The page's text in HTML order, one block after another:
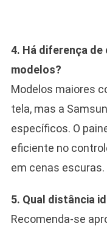
4. Há diferença
modelos?
Modelos maiores
tela, mas a
específicos. O
eficiente no
em cenas escuras.
5. Qual distância
Recomenda-se